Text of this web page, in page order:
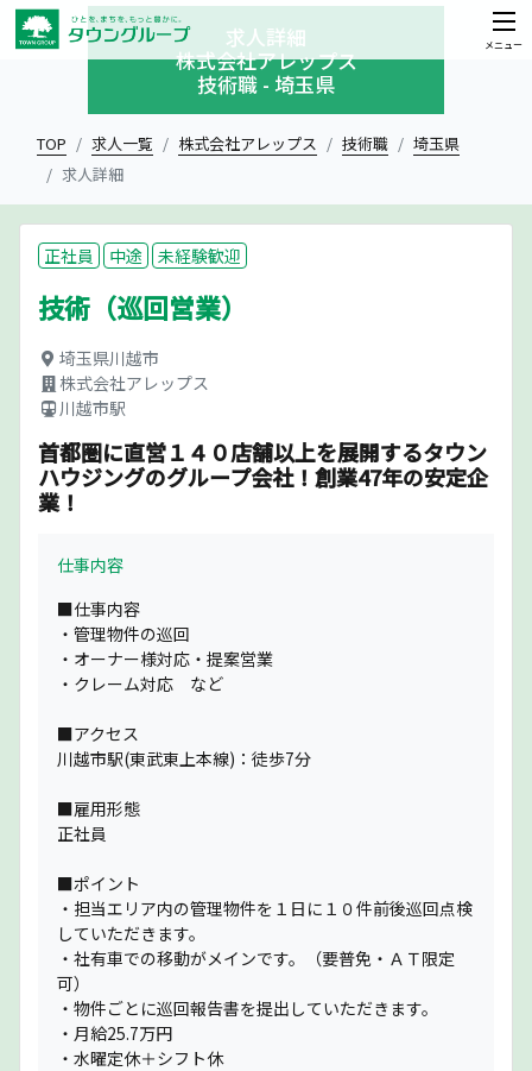
メニュー
求人詳細
株式会社アレップス
技術職 - 埼玉県
TOP 求人一覧 株式会社アレップス 技術職
埼玉県
求人詳細
正社員 中途 未経験歓迎
技術（巡回営業）
埼玉県川越市
株式会社アレップス
川越市駅
首都圏に直営１４０店舗以上を展開するタウン
ハウジングのグループ会社！創業47年の安定企
業！
仕事内容
■仕事内容
・管理物件の巡回
・オーナー様対応・提案営業
・クレーム対応 など
■アクセス
川越市駅(東武東上本線)：徒歩7分
■雇用形態
正社員
■ポイント
・担当エリア内の管理物件を１日に１０件前後巡回点検
していただきます。
・社有車での移動がメインです。（要普免・ＡＴ限定
可）
・物件ごとに巡回報告書を提出していただきます。
・月給25.7万円
・水曜定休＋シフト休